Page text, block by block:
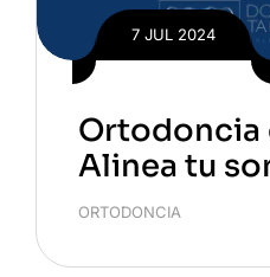
7 JUL 2024
Ortodoncia
Alinea tu
quier edad
ORTODONCIA